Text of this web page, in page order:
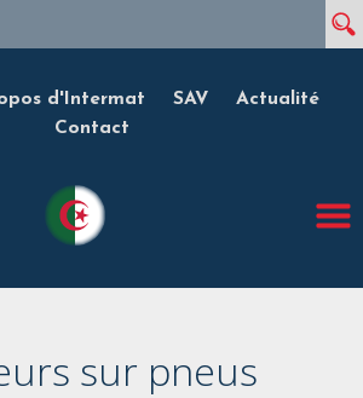
d'Intermat SAV
Actualité
Contact
sur pneus